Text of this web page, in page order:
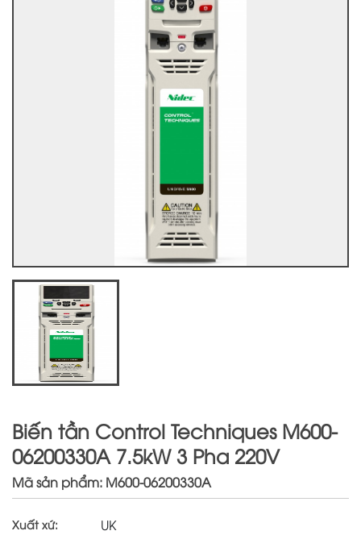
Biến tần Control Techniques M600-
06200330A 7.5kW 3 Pha 220V
Mã sản phẩm: M600-06200330A
Xuất xứ: UK